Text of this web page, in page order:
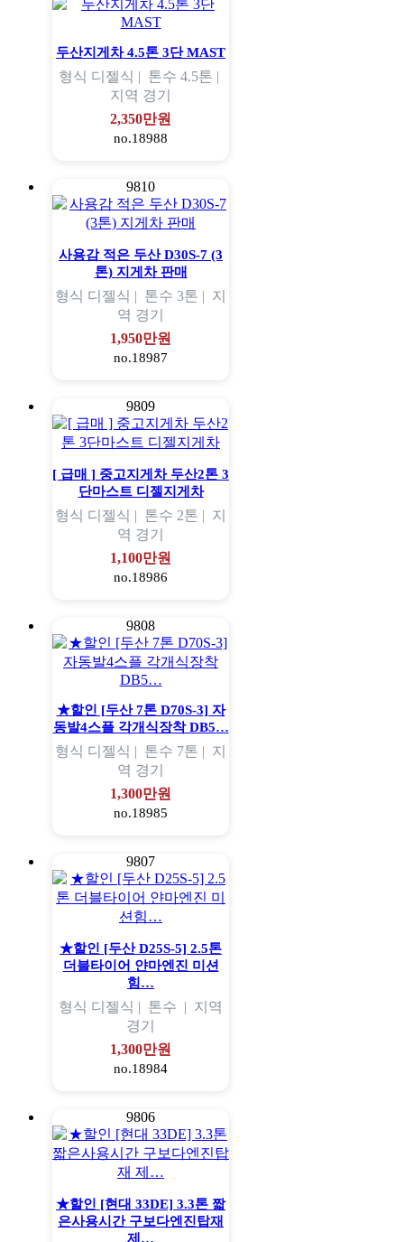
두산지게차 4.5톤 3단 MAST
형식 디젤식 | 톤수 4.5톤 |
지역 경기
2,350만원
no.18988
9810
사용감 적은 두산 D30S-7 (3
톤) 지게차 판매
형식 디젤식 | 톤수 3톤 | 지
역 경기
1,950만원
no.18987
9809
[ 급매 ] 중고지게차 두산2톤 3
단마스트 디젤지게차
형식 디젤식 | 톤수 2톤 | 지
역 경기
1,100만원
no.18986
9808
★할인 [두산 7톤 D70S-3] 자
동발4스플 각개식장착 DB5…
형식 디젤식 | 톤수 7톤 | 지
역 경기
1,300만원
no.18985
9807
★할인 [두산 D25S-5] 2.5톤
더블타이어 얀마엔진 미션
힘…
형식 디젤식 | 톤수 | 지역
경기
1,300만원
no.18984
9806
★할인 [현대 33DE] 3.3톤 짧
은사용시간 구보다엔진탑재
제…